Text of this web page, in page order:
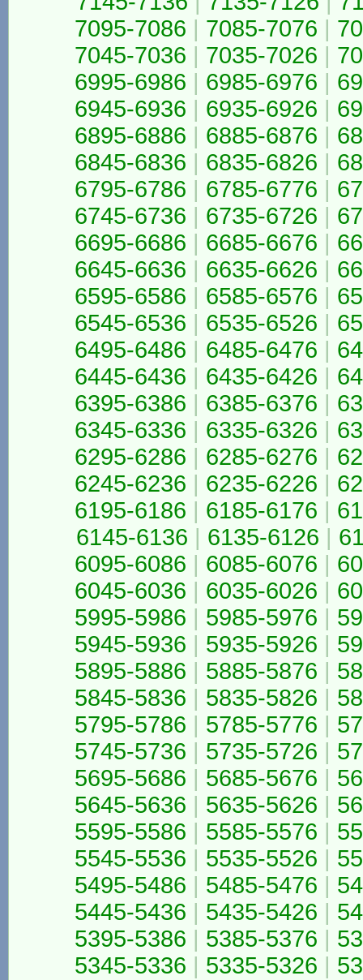
7095-7086 | 7085-7076 |
7045-7036 | 7035-7026 |
6995-6986 | 6985-6976 |
6945-6936 | 6935-6926 |
6895-6886 | 6885-6876 |
6845-6836 | 6835-6826 |
6795-6786 | 6785-6776 |
6745-6736 | 6735-6726 |
6695-6686 | 6685-6676 |
6645-6636 | 6635-6626 |
6595-6586 | 6585-6576 |
6545-6536 | 6535-6526 |
6495-6486 | 6485-6476 |
6445-6436 | 6435-6426 |
6395-6386 | 6385-6376 |
6345-6336 | 6335-6326 |
6295-6286 | 6285-6276 |
6245-6236 | 6235-6226 |
6195-6186 | 6185-6176 |
6145-6136 | 6135-6126 |
6095-6086 | 6085-6076 |
6045-6036 | 6035-6026 |
5995-5986 | 5985-5976 |
5945-5936 | 5935-5926 |
5895-5886 | 5885-5876 |
5845-5836 | 5835-5826 |
5795-5786 | 5785-5776 |
5745-5736 | 5735-5726 |
5695-5686 | 5685-5676 |
5645-5636 | 5635-5626 |
5595-5586 | 5585-5576 |
5545-5536 | 5535-5526 |
5495-5486 | 5485-5476 |
5445-5436 | 5435-5426 |
5395-5386 | 5385-5376 |
5345-5336 | 5335-5326 |